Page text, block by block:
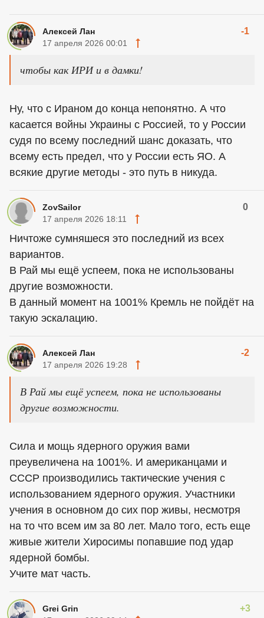
Алексей Лан -1
17 апреля 2026 00:01
чтобы как ИРИ и в дамки!
Ну, что с Ираном до конца непонятно. А что
касается войны Украины с Россией, то у России
судя по всему последний шанс доказать, что
всему есть предел, что у России есть ЯО. А
всякие другие методы - это путь в никуда.
ZovSailor 0
17 апреля 2026 18:11
Ничтоже сумняшеся это последний из всех
вариантов.
В Рай мы ещё успеем, пока не использованы
другие возможности.
В данный момент на 1001% Кремль не пойдёт на
такую эскалацию.
Алексей Лан -2
17 апреля 2026 19:28
В Рай мы ещё успеем, пока не использованы
другие возможности.
Сила и мощь ядерного оружия вами
преувеличена на 1001%. И американцами и
СССР производились тактические учения с
использованием ядерного оружия. Участники
учения в основном до сих пор живы, несмотря
на то что всем им за 80 лет. Мало того, есть еще
живые жители Хиросимы попавшие под удар
ядерной бомбы.
Учите мат часть.
Grei Grin +3